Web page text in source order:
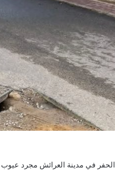
الحفر في مدينة العرائش مجرد